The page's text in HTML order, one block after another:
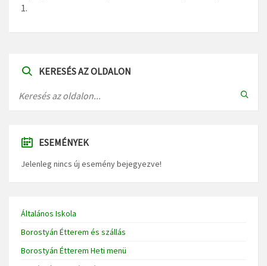
1.
KERESÉS AZ OLDALON
ESEMÉNYEK
Jelenleg nincs új esemény bejegyezve!
Általános Iskola
Borostyán Étterem és szállás
Borostyán Étterem Heti menü